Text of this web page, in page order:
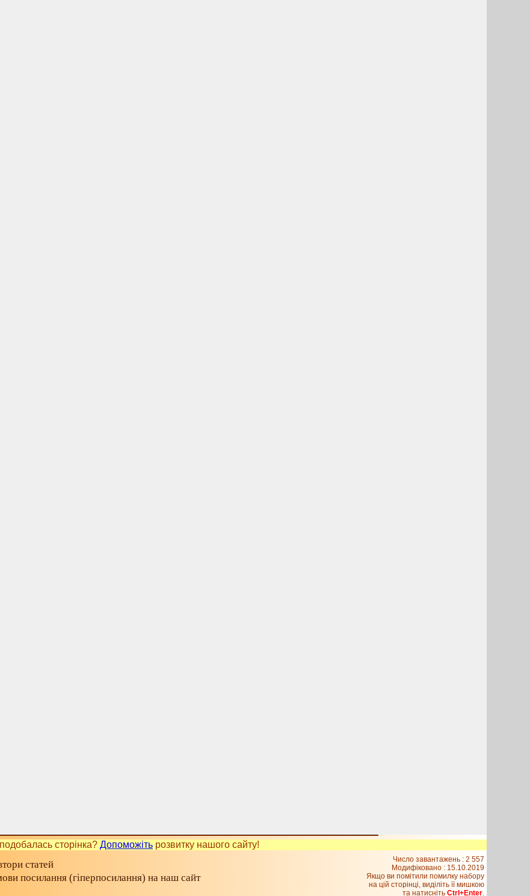
сторінка? Допоможіть розвитку нашого сайту!
статей
посилання (гіперпосилання) на наш сайт
Число завантажень : 2 557
Модифіковано : 15.10.2019
Якщо ви помітили помилку набору
на цiй сторiнцi, видiлiть її мишкою
та натисніть Ctrl+Enter.